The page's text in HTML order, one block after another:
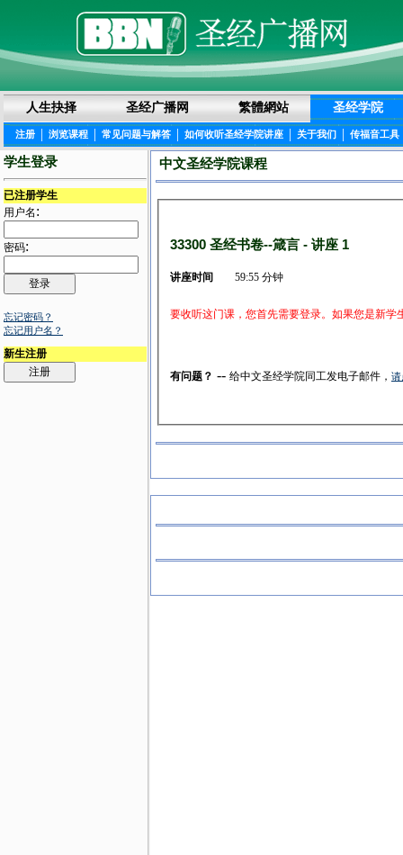
人生抉择 圣经广播网 繁體網站 圣经学院
注册 | 浏览课程 | 常见问题与解答 | 如何收听圣经学院讲座 | 关于我们 | 传福音工具
学生登录
已注册学生
用户名 :
密码:
忘记密码？
忘记用户名？
新生注册
中文圣经学院课程
33300 圣经书卷--箴言 - 讲座 1
讲座时间 59:55 分钟
要收听这门课，您首先需要登录。如果您是新学
有问题？ -- 给中文圣经学院同工发电子邮件， 请